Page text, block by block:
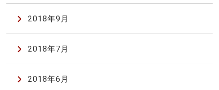
2018年9月
2018年7月
2018年6月